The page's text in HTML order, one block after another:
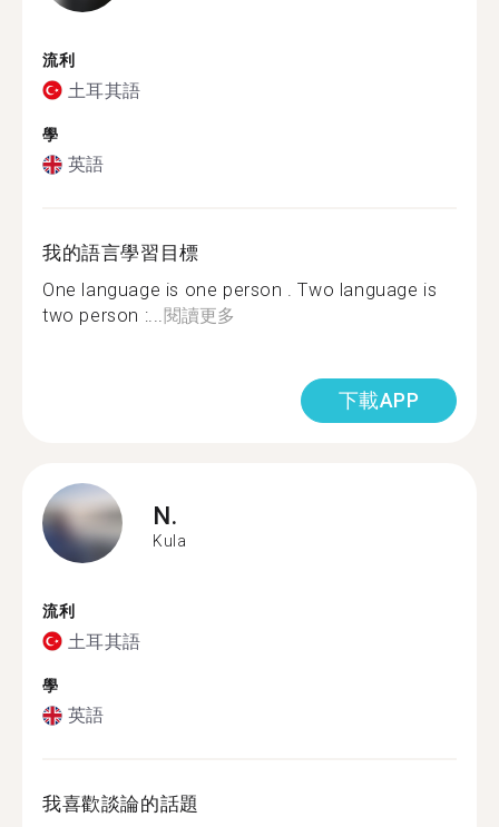
流利
土耳其語
學
英語
我的語言學習目標
One language is one person . Two language is
two person :...閱讀更多
下載APP
N.
Kula
流利
土耳其語
學
英語
我喜歡談論的話題